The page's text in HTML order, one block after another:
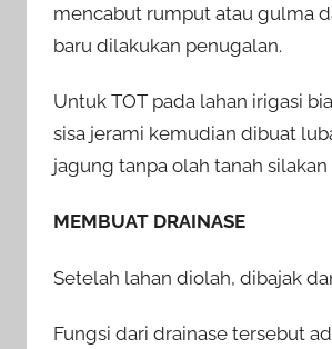
mencabut rumput atau gulma
baru dilakukan penugalan.
Untuk TOT pada lahan irigasi
sisa jerami kemudian dibuat
jagung tanpa olah tanah silakan
MEMBUAT DRAINASE
Setelah lahan diolah, dibajak
Fungsi dari drainase tersebut